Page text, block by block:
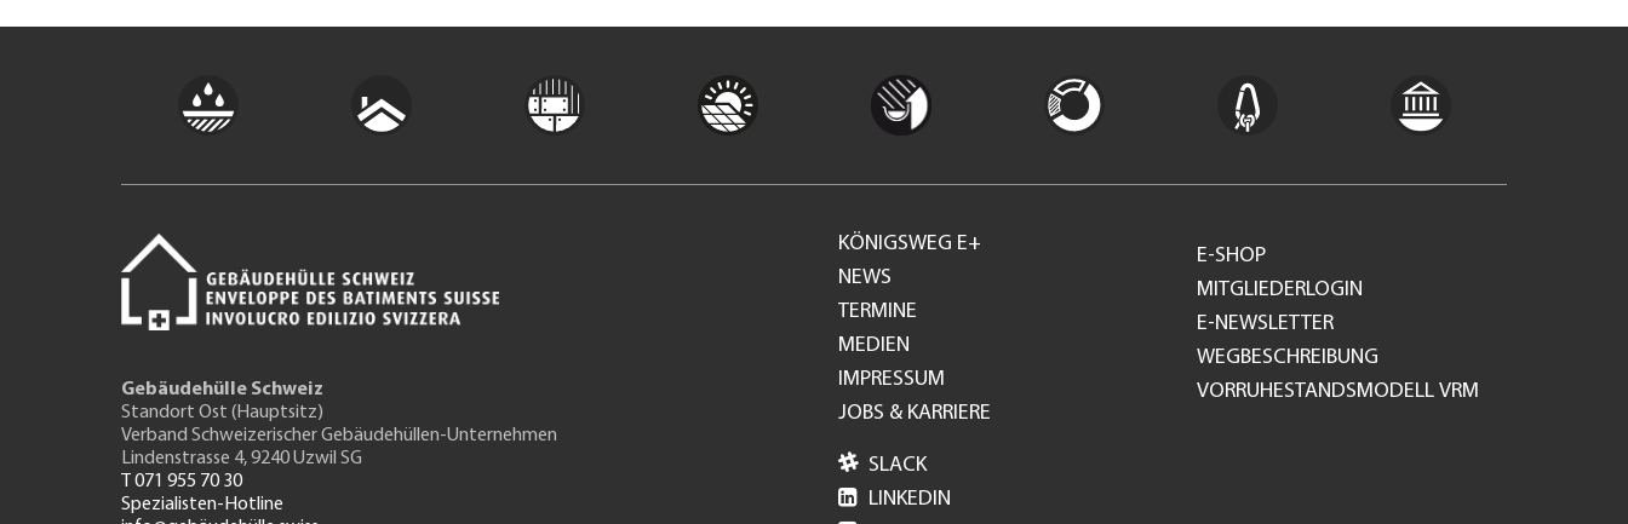
Gebäudehülle Schweiz
Standort Ost (Hauptsitz)
Verband Schweizerischer Gebäudehüllen-Unternehmen
Lindenstrasse 4, 9240 Uzwil SG
T 071 955 70 30
Spezialisten-Hotline
Footer
GH
KÖNIGSWEG E+
NEWS
TERMINE
MEDIEN
IMPRESSUM
JOBS & KARRIERE
E-SHOP
MITGLIEDERLOGIN
E-NEWSLETTER
WEGBESCHREIBUNG
VORRUHESTANDSMODELL VRM
 SLACK
 LINKEDIN